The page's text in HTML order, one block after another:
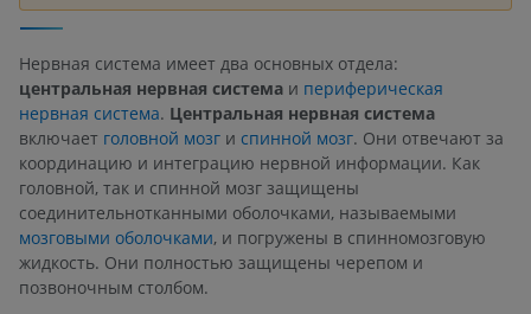
Нервная система имеет два основных отдела:
центральная нервная система и периферическая
нервная система. Центральная нервная система
включает головной мозг и спинной мозг. Они отвечают за
координацию и интеграцию нервной информации. Как
головной, так и спинной мозг защищены
соединительнотканными оболочками, называемыми
мозговыми оболочками, и погружены в спинномозговую
жидкость. Они полностью защищены черепом и
позвоночным столбом.